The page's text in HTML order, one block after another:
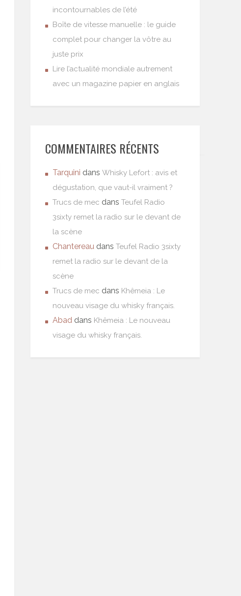
incontournables de l’été
Boîte de vitesse manuelle : le guide
complet pour changer la vôtre au
juste prix
Lire l’actualité mondiale autrement
avec un magazine papier en anglais
COMMENTAIRES RÉCENTS
Tarquini dans Whisky Lefort : avis et
dégustation, que vaut-il vraiment ?
Trucs de mec dans Teufel Radio
3sixty remet la radio sur le devant de
la scène
Chantereau dans Teufel Radio 3sixty
remet la radio sur le devant de la
scène
Trucs de mec dans Khêmeia : Le
nouveau visage du whisky français.
Abad dans Khêmeia : Le nouveau
visage du whisky français.